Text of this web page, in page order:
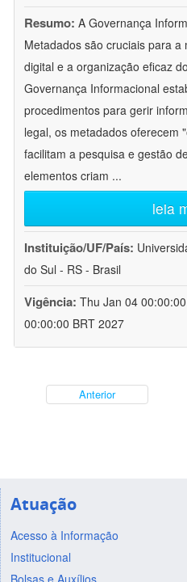
Resumo: A Governança
Metadados são cruciais para
digital e a organização eficaz
Governança Informacional
procedimentos para gerir
legal, os metadados oferecem
facilitam a pesquisa e gestão
elementos criam ...
leia
Instituição/UF/País:
do Sul - RS - Brasil
Vigência: Thu Jan 04
00:00:00 BRT 2027
Anterior
Atuação
Acesso à Informação
Institucional
Bolsas e Auxílios